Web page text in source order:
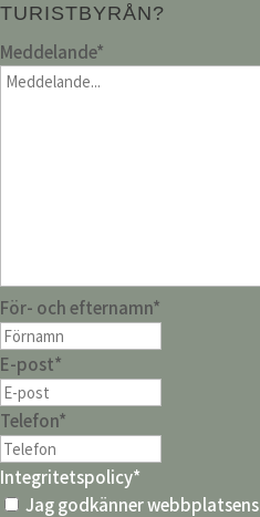
TURISTBYRÅN?
Meddelande*
För- och efternamn*
E-post*
Telefon*
Integritetspolicy*
Jag godkänner webbplatsens